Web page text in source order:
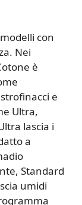
con
Nei
è
e
Ultra,
lascia i
a
Standard
umidi